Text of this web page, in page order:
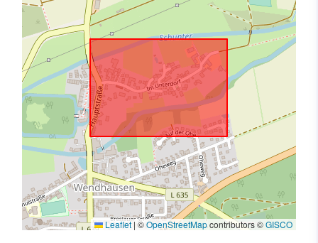
Leaflet | ©OpenStreetMapcontributors ©GISCO